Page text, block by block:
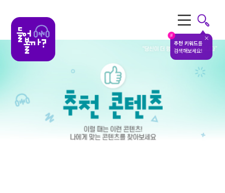
#
추천 키워드를
검색해보세요!